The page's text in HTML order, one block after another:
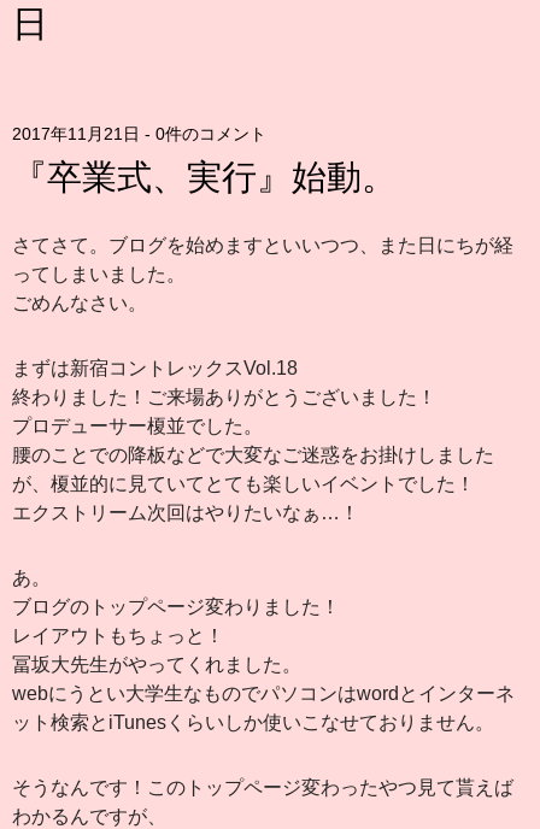
日
2017年11月21日 - 0件のコメント
『卒業式、実行』始動。
さてさて。ブログを始めますといいつつ、また日にちが経
ってしまいました。
ごめんなさい。
まずは新宿コントレックスVol.18
終わりました！ご来場ありがとうございました！
プロデューサー榎並でした。
腰のことでの降板などで大変なご迷惑をお掛けしました
が、榎並的に見ていてとても楽しいイベントでした！
エクストリーム次回はやりたいなぁ…！
あ。
ブログのトップページ変わりました！
レイアウトもちょっと！
冨坂大先生がやってくれました。
webにうとい大学生なものでパソコンはwordとインターネ
ット検索とiTunesくらいしか使いこなせておりません。
そうなんです！このトップページ変わったやつ見て貰えば
わかるんですが、